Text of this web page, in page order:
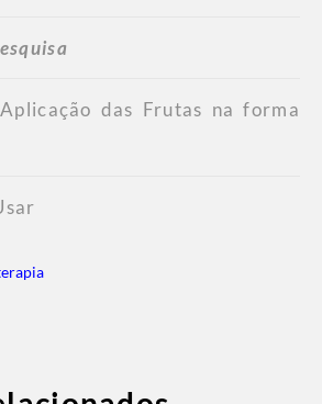
das Frutas na forma